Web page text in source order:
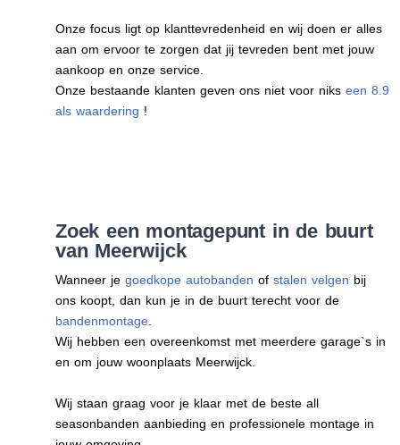
Onze focus ligt op klanttevredenheid en wij doen er alles
aan om ervoor te zorgen dat jij tevreden bent met jouw
aankoop en onze service.
Onze bestaande klanten geven ons niet voor niks een 8.9
als waardering !
Zoek een montagepunt in de buurt
van Meerwijck
Wanneer je goedkope autobanden of stalen velgen bij
ons koopt, dan kun je in de buurt terecht voor de
bandenmontage.
Wij hebben een overeenkomst met meerdere garage`s in
en om jouw woonplaats Meerwijck.
Wij staan graag voor je klaar met de beste all
seasonbanden aanbieding en professionele montage in